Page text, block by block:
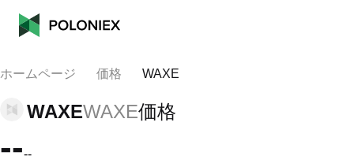
ホームページ 価格 WAXE
WAXEWAXE価格
----